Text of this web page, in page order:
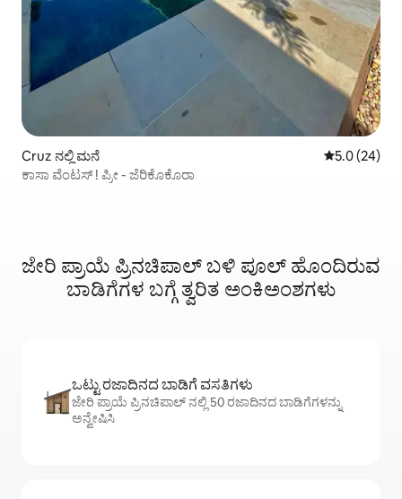
Cruz ನಲ್ಲಿ ಮನೆ 5 ರಲ್ಲಿ 5.0
5.0 (24)
ಕಾಸಾ ವೆಂಟಸ್ ! ಪ್ರೀ - ಜೆರಿಕೊಕೊರಾ
ಜೇರಿ ಪ್ರಾಯೆ ಪ್ರಿನಚಿಪಾಲ್ ಬಳಿ ಪೂಲ್ ಹೊಂದಿರುವ
ಬಾಡಿಗೆಗಳ ಬಗ್ಗೆ ತ್ವರಿತ ಅಂಕಿಅಂಶಗಳು
ಒಟ್ಟು ರಜಾದಿನದ ಬಾಡಿಗೆ ವಸತಿಗಳು
ಜೇರಿ ಪ್ರಾಯೆ ಪ್ರಿನಚಿಪಾಲ್ ನಲ್ಲಿ 50 ರಜಾದಿನದ ಬಾಡಿಗೆಗಳನ್ನು
ಅನ್ವೇಷಿಸಿ